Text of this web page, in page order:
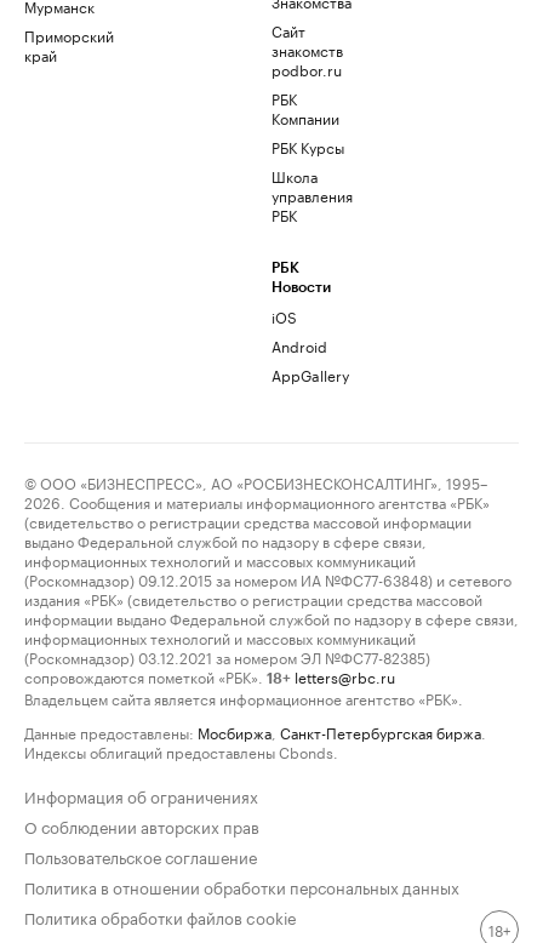
Мурманск
Приморский
край
Сайт
знакомств
podbor.ru
РБК
Компании
РБК Курсы
Школа
управления
РБК
РБК
Новости
iOS
Android
AppGallery
© ООО «БИЗНЕСПРЕСС», АО «РОСБИЗНЕСКОНСАЛТИНГ», 1995–
2026. Сообщения и материалы информационного агентства «РБК»
(свидетельство о регистрации средства массовой информации
выдано Федеральной службой по надзору в сфере связи,
информационных технологий и массовых коммуникаций
(Роскомнадзор) 09.12.2015 за номером ИА №ФС77-63848) и сетевого
издания «РБК» (свидетельство о регистрации средства массовой
информации выдано Федеральной службой по надзору в сфере связи,
информационных технологий и массовых коммуникаций
(Роскомнадзор) 03.12.2021 за номером ЭЛ №ФС77-82385)
сопровождаются пометкой «РБК».
18+ letters@rbc.ru
Владельцем сайта является информационное агентство «РБК».
Данные предоставлены: Мосбиржа Санкт-Петербургская биржа
Индексы облигаций предоставлены Cbonds.
Информация об ограничениях
О соблюдении авторских прав
Пользовательское соглашение
Политика в отношении обработки персональных данных
Политика обработки файлов cookie
18+